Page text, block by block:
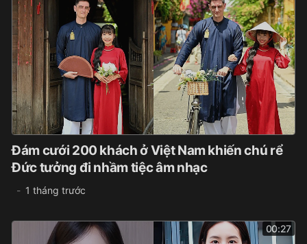
Đám cưới 200 khách ở Việt Nam khiến chú rể
Đức tưởng đi nhầm tiệc âm nhạc
1 tháng trước
00:27